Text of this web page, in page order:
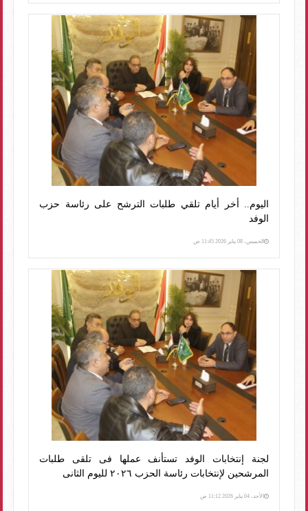
اليوم.. أخر أيام تلقي طلبات الترشح على رئاسة حزب
الوفد
الخميس، 08 يناير 2026 11:45 ص
لجنة إنتخابات الوفد تستأنف عملها فى تلقى طلبات
المرشحين لإنتخابات رئاسة الحزب ٢٠٢٦ لليوم الثانى
الأحد، 04 يناير 2026 11:12 ص